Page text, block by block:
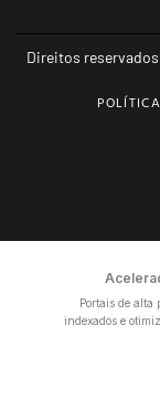
Direitos
Portais de alta
indexados e